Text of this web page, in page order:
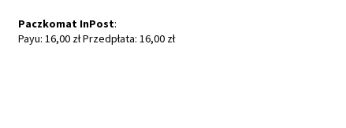
Paczkomat InPost:
Payu: 16,00 zł Przedpłata: 16,00 zł